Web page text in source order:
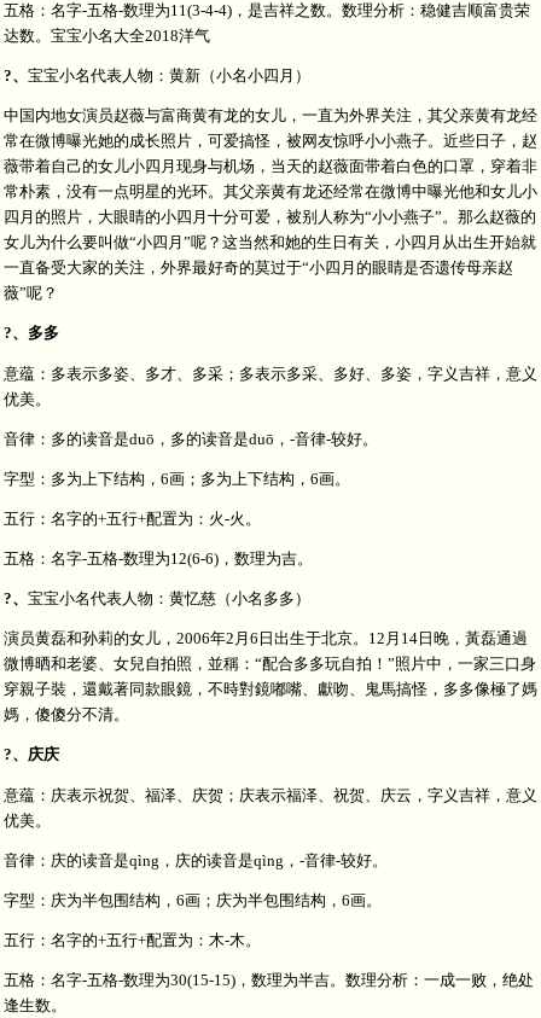
五格：名字-五格-数理为11(3-4-4)，是吉祥之数。数理分析：稳健吉顺富贵荣
达数。宝宝小名大全2018洋气
?、 宝宝小名代表人物：黄新（小名小四月）
中国内地女演员赵薇与富商黄有龙的女儿，一直为外界关注，其父亲黄有龙经
常在微博曝光她的成长照片，可爱搞怪，被网友惊呼小小燕子。近些日子，赵
薇带着自己的女儿小四月现身与机场，当天的赵薇面带着白色的口罩，穿着非
常朴素，没有一点明星的光环。其父亲黄有龙还经常在微博中曝光他和女儿小
四月的照片，大眼睛的小四月十分可爱，被别人称为“小小燕子”。那么赵薇的
女儿为什么要叫做“小四月”呢？这当然和她的生日有关，小四月从出生开始就
一直备受大家的关注，外界最好奇的莫过于“小四月的眼睛是否遗传母亲赵
薇”呢？
?、多多
意蕴：多表示多姿、多才、多采；多表示多采、多好、多姿，字义吉祥，意义
优美。
音律：多的读音是duō，多的读音是duō，-音律-较好。
字型：多为上下结构，6画；多为上下结构，6画。
五行：名字的+五行+配置为：火-火。
五格：名字-五格-数理为12(6-6)，数理为吉。
?、 宝宝小名代表人物：黄忆慈（小名多多）
演员黄磊和孙莉的女儿，2006年2月6日出生于北京。12月14日晚，黃磊通過
微博晒和老婆、女兒自拍照，並稱：“配合多多玩自拍！”照片中，一家三口身
穿親子裝，還戴著同款眼鏡，不時對鏡嘟嘴、獻吻、鬼馬搞怪，多多像極了媽
媽，傻傻分不清。
?、庆庆
意蕴：庆表示祝贺、福泽、庆贺；庆表示福泽、祝贺、庆云，字义吉祥，意义
优美。
音律：庆的读音是qìng，庆的读音是qìng，-音律-较好。
字型：庆为半包围结构，6画；庆为半包围结构，6画。
五行：名字的+五行+配置为：木-木。
五格：名字-五格-数理为30(15-15)，数理为半吉。数理分析：一成一败，绝处
逢生数。